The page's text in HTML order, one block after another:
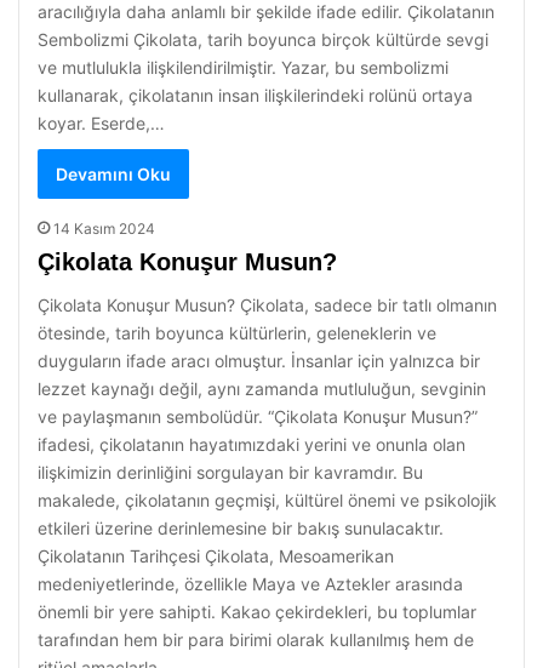
aracılığıyla daha anlamlı bir şekilde ifade edilir. Çikolatanın
Sembolizmi Çikolata, tarih boyunca birçok kültürde sevgi
ve mutlulukla ilişkilendirilmiştir. Yazar, bu sembolizmi
kullanarak, çikolatanın insan ilişkilerindeki rolünü ortaya
koyar. Eserde,…
Devamını Oku
14 Kasım 2024
Çikolata Konuşur Musun?
Çikolata Konuşur Musun? Çikolata, sadece bir tatlı olmanın
ötesinde, tarih boyunca kültürlerin, geleneklerin ve
duyguların ifade aracı olmuştur. İnsanlar için yalnızca bir
lezzet kaynağı değil, aynı zamanda mutluluğun, sevginin
ve paylaşmanın sembolüdür. “Çikolata Konuşur Musun?”
ifadesi, çikolatanın hayatımızdaki yerini ve onunla olan
ilişkimizin derinliğini sorgulayan bir kavramdır. Bu
makalede, çikolatanın geçmişi, kültürel önemi ve psikolojik
etkileri üzerine derinlemesine bir bakış sunulacaktır.
Çikolatanın Tarihçesi Çikolata, Mesoamerikan
medeniyetlerinde, özellikle Maya ve Aztekler arasında
önemli bir yere sahipti. Kakao çekirdekleri, bu toplumlar
tarafından hem bir para birimi olarak kullanılmış hem de